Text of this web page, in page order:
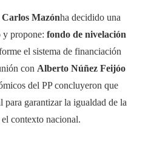
Carlos Mazónha decidido una
y propone: fondo de nivelación
el sistema de financiación
con Alberto Núñez Feijóo
del PP concluyeron que
para garantizar la igualdad de la
contexto nacional.